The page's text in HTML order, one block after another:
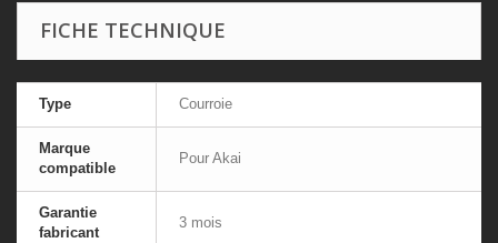
FICHE TECHNIQUE
Type Courroie
Marque
compatible
Pour Akai
Garantie
fabricant
3 mois